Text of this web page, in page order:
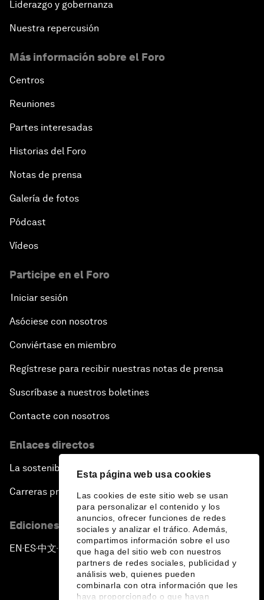
Esta página web usa cookies
Las cookies de este sitio web se usan
para personalizar el contenido y los
anuncios, ofrecer funciones de redes
sociales y analizar el tráfico. Además,
compartimos información sobre el uso
que haga del sitio web con nuestros
partners de redes sociales, publicidad y
análisis web, quienes pueden
combinarla con otra información que les
haya proporcionado o que hayan
Liderazgo y gobernanza
Nuestra repercusión
Más información sobre el Foro
Centros
Reuniones
Partes interesadas
Historias del Foro
Notas de prensa
Galería de fotos
Pódcast
Vídeos
Participe en el Foro
Iniciar sesión
Asóciese con nosotros
Conviértase en miembro
Regístrese para recibir nuestras notas de prensa
Suscríbase a nuestros boletines
Contacte con nosotros
Enlaces directos
La sostenibilidad en el Foro
Carreras profesionales
Ediciones en otros idiomas
EN ▪ES▪中文▪ 日本語